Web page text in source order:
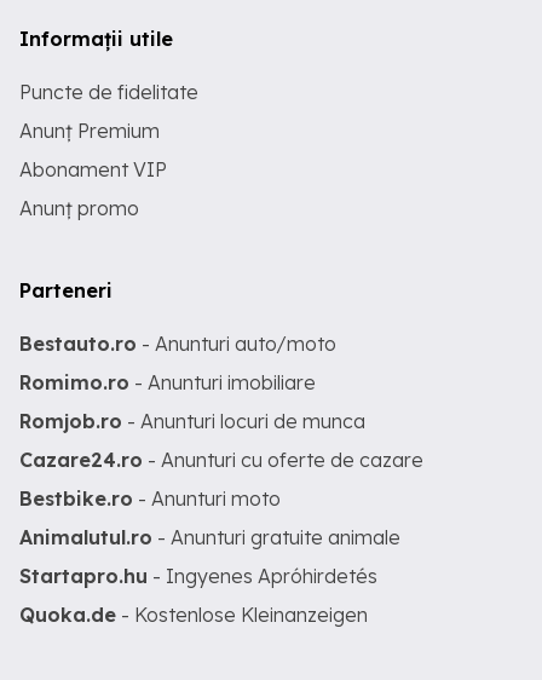
Informații utile
Puncte de fidelitate
Anunț Premium
Abonament VIP
Anunț promo
Parteneri
Bestauto.ro - Anunturi auto/moto
Romimo.ro - Anunturi imobiliare
Romjob.ro - Anunturi locuri de munca
Cazare24.ro - Anunturi cu oferte de cazare
Bestbike.ro - Anunturi moto
Animalutul.ro - Anunturi gratuite animale
Startapro.hu - Ingyenes Apróhirdetés
Quoka.de - Kostenlose Kleinanzeigen